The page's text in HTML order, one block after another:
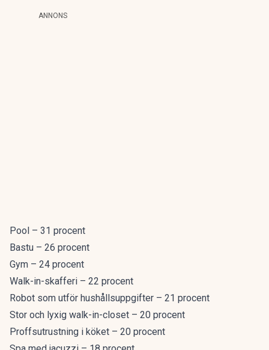
ANNONS
Pool – 31 procent
Bastu – 26 procent
Gym – 24 procent
Walk-in-skafferi – 22 procent
Robot som utför hushållsuppgifter – 21 procent
Stor och lyxig walk-in-closet – 20 procent
Proffsutrustning i köket – 20 procent